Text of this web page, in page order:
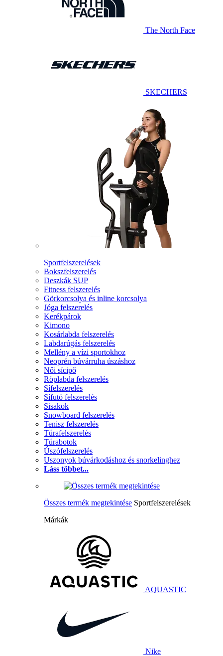
The North Face
SKECHERS
Sportfelszerelések
Bokszfelszerelés
Deszkák SUP
Fitness felszerelés
Görkorcsolya és inline korcsolya
Jóga felszerelés
Kerékpárok
Kimono
Kosárlabda felszerelés
Labdarúgás felszerelés
Mellény a vízi sportokhoz
Neoprén búvárruha úszáshoz
Női sícipő
Röplabda felszerelés
Sífelszerelés
Sífutó felszerelés
Sisakok
Snowboard felszerelés
Tenisz felszerelés
Túrafelszerelés
Túrabotok
Úszófelszerelés
Uszonyok búvárkodáshoz és snorkelinghez
Láss többet...
Összes termék megtekintése Sportfelszerelések
Márkák
AQUASTIC
Nike